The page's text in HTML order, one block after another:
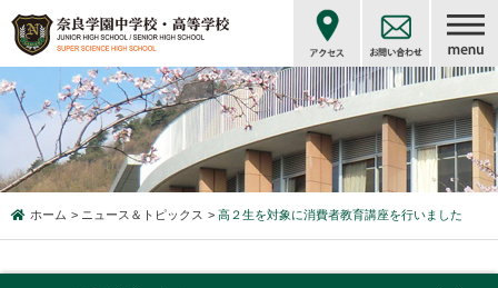
ホーム ニュース＆トピックス 高２生を対象に消費者教育講座を行いました